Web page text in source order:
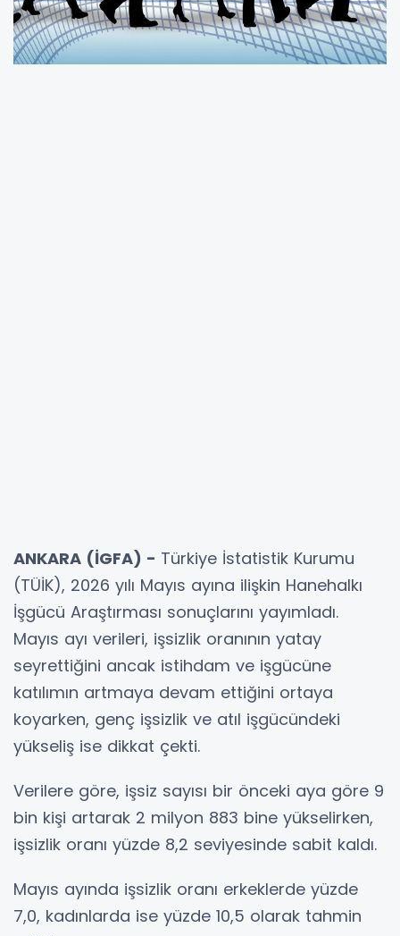
ANKARA (İGFA) - Türkiye İstatistik Kurumu
(TÜİK), 2026 yılı Mayıs ayına ilişkin Hanehalkı
İşgücü Araştırması sonuçlarını yayımladı.
Mayıs ayı verileri, işsizlik oranının yatay
seyrettiğini ancak istihdam ve işgücüne
katılımın artmaya devam ettiğini ortaya
koyarken, genç işsizlik ve atıl işgücündeki
yükseliş ise dikkat çekti.
Verilere göre, işsiz sayısı bir önceki aya göre 9
bin kişi artarak 2 milyon 883 bine yükselirken,
işsizlik oranı yüzde 8,2 seviyesinde sabit kaldı.
Mayıs ayında işsizlik oranı erkeklerde yüzde
7,0, kadınlarda ise yüzde 10,5 olarak tahmin